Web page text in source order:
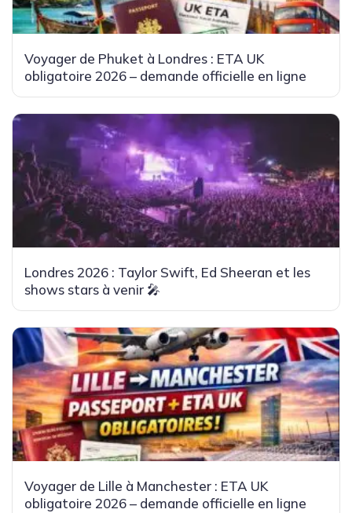
Voyager de Phuket à Londres : ETA UK
obligatoire 2026 – demande officielle en ligne
Londres 2026 : Taylor Swift, Ed Sheeran et les
shows stars à venir 🎤
Voyager de Lille à Manchester : ETA UK
obligatoire 2026 – demande officielle en ligne